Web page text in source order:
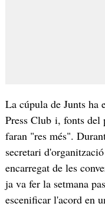
La cúpula de Junts
Press Club i, fonts del
faran "res més".
secretari
encarregat de les
ja va fer la setmana
escenificar l'acord en